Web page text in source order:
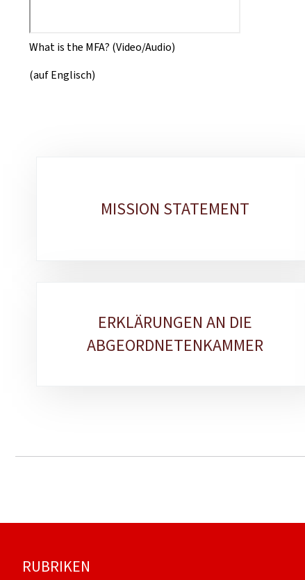
What is the MFA? (Video/Audio)
(auf Englisch)
MISSION STATEMENT
ERKLÄRUNGEN AN DIE
ABGEORDNETENKAMMER
Footer
RUBRIKEN